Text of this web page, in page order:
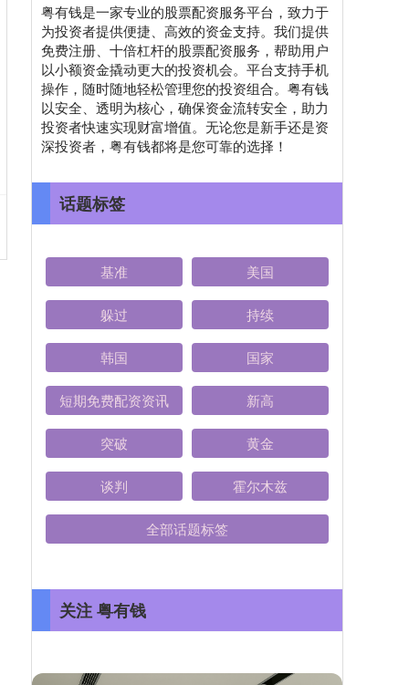
粤有钱是一家专业的股票配资服务平台，致力于
为投资者提供便捷、高效的资金支持。我们提供
免费注册、十倍杠杆的股票配资服务，帮助用户
以小额资金撬动更大的投资机会。平台支持手机
操作，随时随地轻松管理您的投资组合。粤有钱
以安全、透明为核心，确保资金流转安全，助力
投资者快速实现财富增值。无论您是新手还是资
深投资者，粤有钱都将是您可靠的选择！
话题标签
基准 美国
躲过 持续
韩国 国家
短期免费配资资讯 新高
突破 黄金
谈判 霍尔木兹
全部话题标签
关注 粤有钱